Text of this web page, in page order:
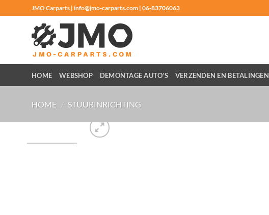
naar
JMO Carparts | info@jmo-carparts.com | 06-83706063
HOME WEBSHOP DEMONTAGE AUTO’S VERZENDEN EN BETALINGEN
HOME / STUURINRICHTING